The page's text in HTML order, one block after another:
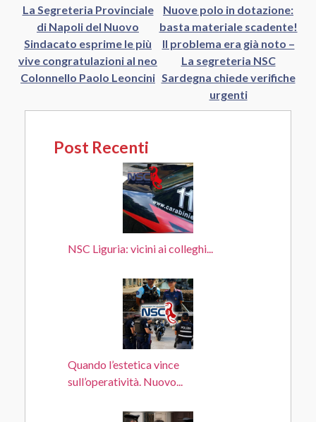
La Segreteria Provinciale
di Napoli del Nuovo
Sindacato esprime le più
vive congratulazioni al neo
Colonnello Paolo Leoncini
Nuove polo in dotazione:
basta materiale scadente!
Il problema era già noto –
La segreteria NSC
Sardegna chiede verifiche
urgenti
Post Recenti
NSC Liguria: vicini ai colleghi...
Quando l’estetica vince
sull’operatività. Nuovo...